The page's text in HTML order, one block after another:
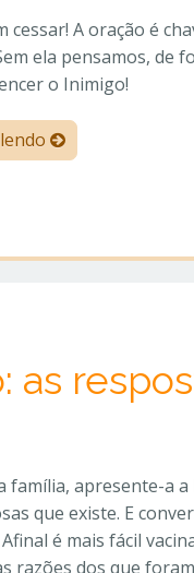
cessar! A oração é
ela pensamos, de
o Inimigo!
as
família, apresente-a a
que existe. E
é mais fácil
razões dos que